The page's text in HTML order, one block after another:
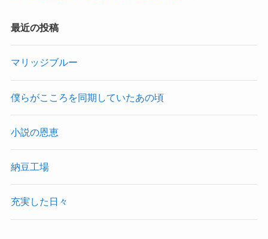
最近の投稿
マリッジブルー
僕らがこころを同期していたあの頃
小説の恩恵
納豆工場
充実した日々